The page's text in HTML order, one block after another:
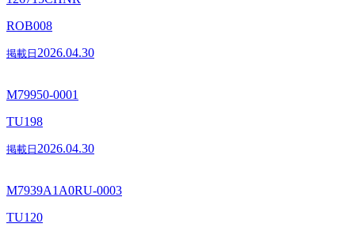
ROB008
掲載日 2026.04.30
M79950-0001
TU198
掲載日 2026.04.30
M7939A1A0RU-0003
TU120